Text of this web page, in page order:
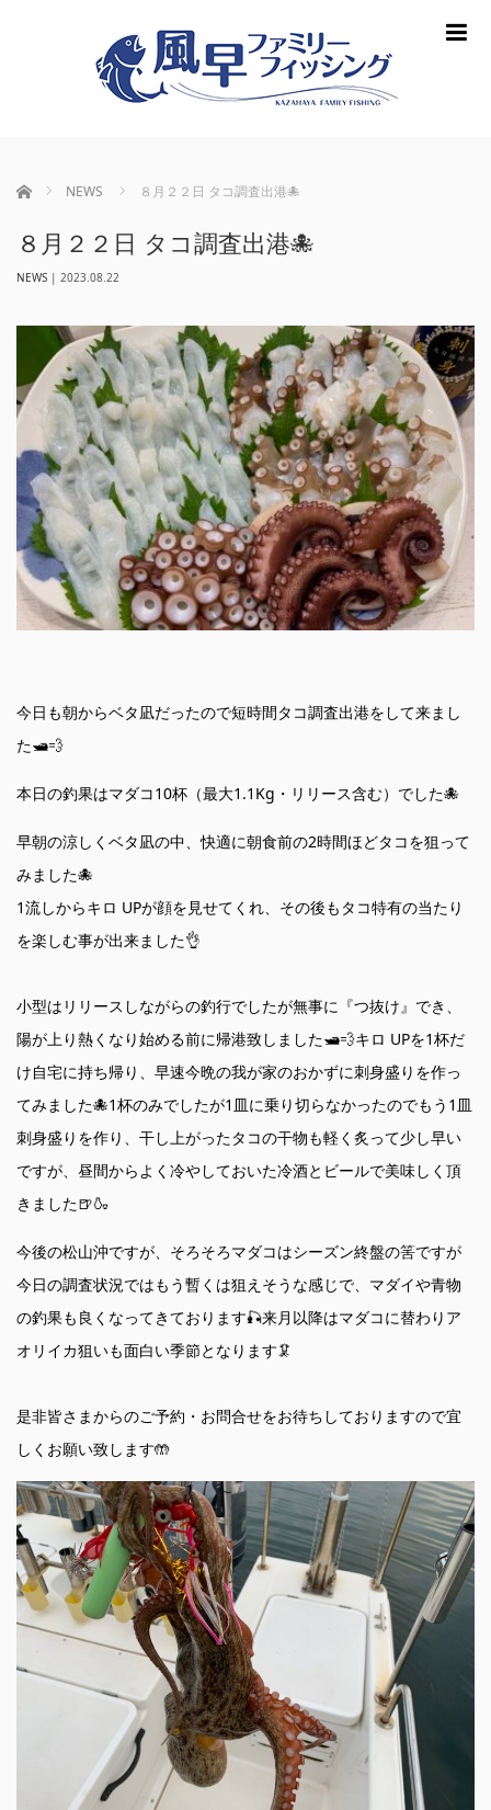
ホーム NEWS ８月２２日 タコ調査出港🐙
８月２２日 タコ調査出港🐙
NEWS | 2023.08.22
今日も朝からベタ凪だったので短時間タコ調査出港をして来まし
た🛥💨
本日の釣果はマダコ10杯（最大1.1Kg・リリース含む）でした🐙
早朝の涼しくベタ凪の中、快適に朝食前の2時間ほどタコを狙って
みました🐙
1流しからキロ UPが顔を見せてくれ、その後もタコ特有の当たり
を楽しむ事が出来ました👌
小型はリリースしながらの釣行でしたが無事に『つ抜け』でき、
陽が上り熱くなり始める前に帰港致しました🛥️💨キロ UPを1杯だ
け自宅に持ち帰り、早速今晩の我が家のおかずに刺身盛りを作っ
てみました🐙1杯のみでしたが1皿に乗り切らなかったのでもう1皿
刺身盛りを作り、干し上がったタコの干物も軽く炙って少し早い
ですが、昼間からよく冷やしておいた冷酒とビールで美味しく頂
きました🍺🍶
今後の松山沖ですが、そろそろマダコはシーズン終盤の筈ですが
今日の調査状況ではもう暫くは狙えそうな感じで、マダイや青物
の釣果も良くなってきております🎣来月以降はマダコに替わりア
オリイカ狙いも面白い季節となります🦑
是非皆さまからのご予約・お問合せをお待ちしておりますので宜
しくお願い致します🤲